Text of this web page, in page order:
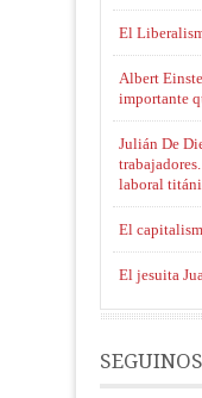
El
Albert
importante
Julián De
laboral
El
El jesuita